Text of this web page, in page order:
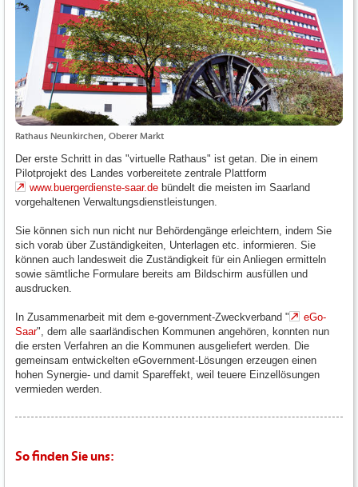
Rathaus Neunkirchen, Oberer Markt
Der erste Schritt in das "virtuelle Rathaus" ist getan. Die in einem
Pilotprojekt des Landes vorbereitete zentrale Plattform
www.buergerdienste-saar.de bündelt die meisten im Saarland
vorgehaltenen Verwaltungsdienstleistungen.
Sie können sich nun nicht nur Behördengänge erleichtern, indem Sie
sich vorab über Zuständigkeiten, Unterlagen etc. informieren. Sie
können auch landesweit die Zuständigkeit für ein Anliegen ermitteln
sowie sämtliche Formulare bereits am Bildschirm ausfüllen und
ausdrucken.
In Zusammenarbeit mit dem e-government-Zweckverband "
eGo-
Saar", dem alle saarländischen Kommunen angehören, konnten nun
die ersten Verfahren an die Kommunen ausgeliefert werden. Die
gemeinsam entwickelten eGovernment-Lösungen erzeugen einen
hohen Synergie- und damit Spareffekt, weil teuere Einzellösungen
vermieden werden.
So finden Sie uns: